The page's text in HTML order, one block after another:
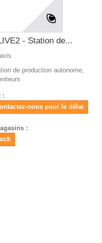
- Station de...
de production autonome,
:
nous pour le délai
: